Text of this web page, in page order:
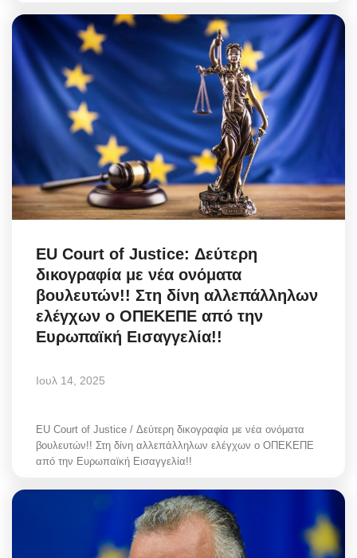
EU Court of Justice: Δεύτερη
δικογραφία με νέα ονόματα
βουλευτών!! Στη δίνη αλλεπάλληλων
ελέγχων ο ΟΠΕΚΕΠΕ από την
Ευρωπαϊκή Εισαγγελία!!
Ιουλ 14, 2025
EU Court of Justice / Δεύτερη δικογραφία με νέα ονόματα
βουλευτών!! Στη δίνη αλλεπάλληλων ελέγχων ο ΟΠΕΚΕΠΕ
από την Ευρωπαϊκή Εισαγγελία!!